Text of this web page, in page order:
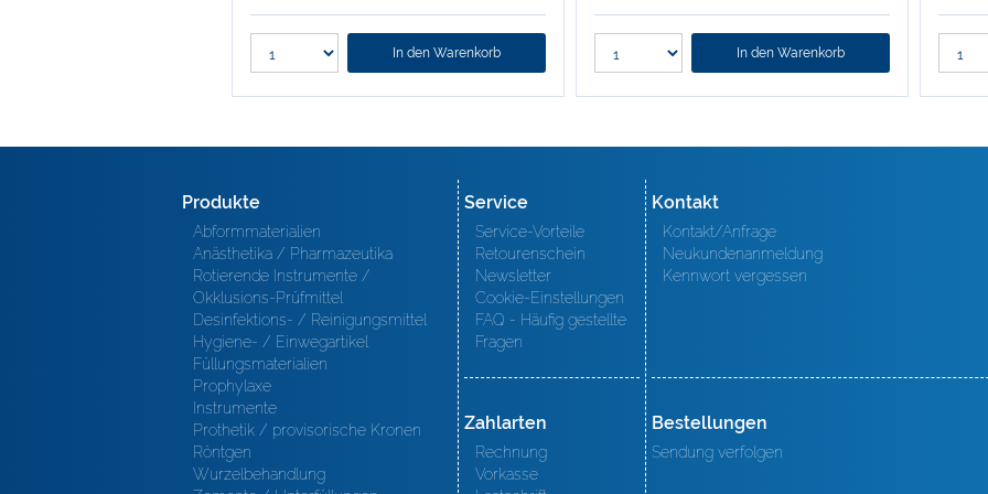
In den Warenkorb In den Warenkorb
Produkte
Abformmaterialien
Anästhetika / Pharmazeutika
Rotierende Instrumente /
Okklusions-Prüfmittel
Desinfektions- / Reinigungsmittel
Hygiene- / Einwegartikel
Füllungsmaterialien
Prophylaxe
Instrumente
Prothetik / provisorische Kronen
Röntgen
Wurzelbehandlung
Service
Service-Vorteile
Retourenschein
Newsletter
Cookie-Einstellungen
FAQ - Häufig gestellte
Fragen
Zahlarten
Rechnung
Vorkasse
Kontakt
Kontakt/Anfrage
Neukundenanmeldung
Kennwort vergessen
Bestellungen
Sendung verfolgen